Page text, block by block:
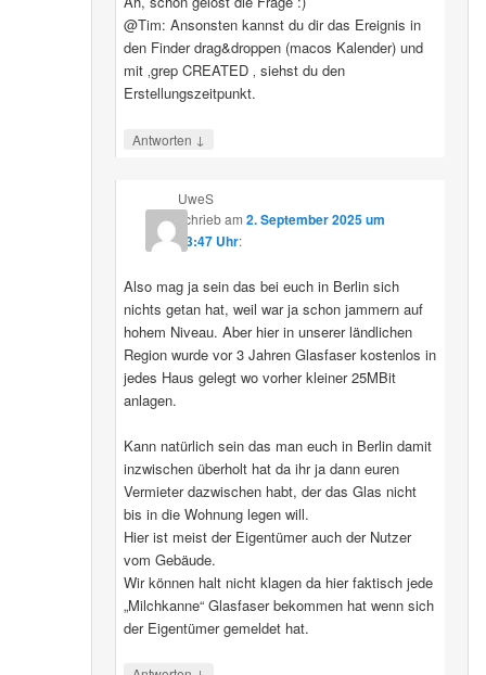
@Tim: Ansonsten kannst du dir das Ereignis in
den Finder drag&droppen (macos Kalender) und
mit ‚grep CREATED ‚ siehst du den
Erstellungszeitpunkt.
Antworten ↓
UweS
schriebam 2. September 2025 um
13:47 Uhr:
Also mag ja sein das bei euch in Berlin sich
nichts getan hat, weil war ja schon jammern auf
hohem Niveau. Aber hier in unserer ländlichen
Region wurde vor 3 Jahren Glasfaser kostenlos in
jedes Haus gelegt wo vorher kleiner 25MBit
anlagen.
Kann natürlich sein das man euch in Berlin damit
inzwischen überholt hat da ihr ja dann euren
Vermieter dazwischen habt, der das Glas nicht
bis in die Wohnung legen will.
Hier ist meist der Eigentümer auch der Nutzer
vom Gebäude.
Wir können halt nicht klagen da hier faktisch jede
„Milchkanne“ Glasfaser bekommen hat wenn sich
der Eigentümer gemeldet hat.